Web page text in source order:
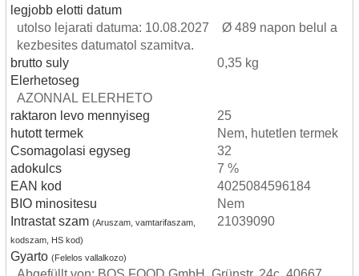
legjobb elotti datum
utolso lejarati datuma: 10.08.2027 Ø 489 napon belul a
kezbesites datumatol szamitva.
brutto suly
0,35 kg
Elerhetoseg
AZONNAL ELERHETO
raktaron levo mennyiseg
25
hutott termek
Nem, hutetlen termek
Csomagolasi egyseg
32
adokulcs
7 %
EAN kod
4025084596184
BIO minositesu
Nem
Intrastat szam (Aruszam, vamtarifaszam,
kodszam, HS kod)
21039090
Gyarto (Felelos vallalkozo)